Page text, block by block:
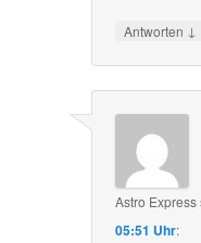
Antworten ↓
Astro Express
05:51 Uhr: